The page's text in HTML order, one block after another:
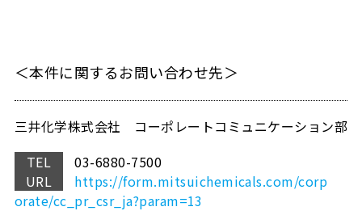
＜本件に関するお問い合わせ先＞
三井化学株式会社 コーポレートコミュニケーション部
TEL
03-6880-7500
URL
https://form.mitsuichemicals.com/corp
orate/cc_pr_csr_ja?param=13